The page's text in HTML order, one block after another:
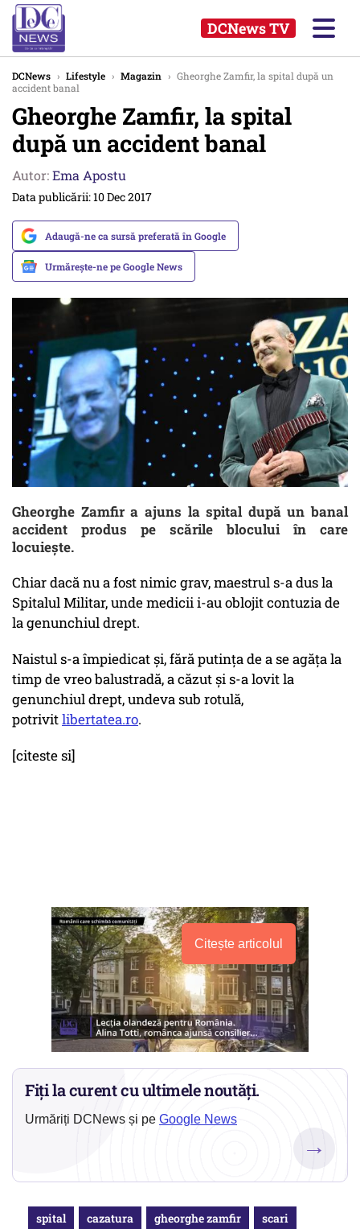
DCNews TV
DCNews › Lifestyle › Magazin › Gheorghe Zamfir, la spital după un
accident banal
Gheorghe Zamfir, la spital
după un accident banal
Autor:Ema Apostu
Data publicării: 10 Dec 2017
Adaugă-ne ca sursă preferată în Google
Urmărește-ne pe Google News
Gheorghe Zamfir a ajuns la spital după un banal
accident produs pe scările blocului în care
locuiește.
Chiar dacă nu a fost nimic grav, maestrul s-a dus la
Spitalul Militar, unde medicii i-au oblojit contuzia de
la genunchiul drept.
Naistul s-a împiedicat și, fără putința de a se agăța la
timp de vreo balustradă, a căzut și s-a lovit la
genunchiul drept, undeva sub rotulă,
potrivitlibertatea.ro.
[citeste si]
Citește articolul
Fiți la curent cu ultimele noutăți.
Urmăriți DCNews și pe Google News
→
spital cazatura gheorghe zamfir scari